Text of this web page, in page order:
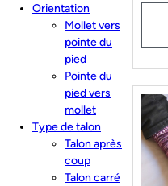
Orientation
Mollet vers
pointe du
pied
Pointe du
pied vers
mollet
Type de talon
Talon après
coup
Talon carré